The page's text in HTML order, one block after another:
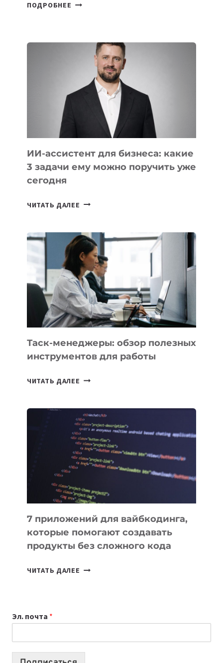
ПОДРОБНЕЕ
КОТОРЫЕ
РАЗВИВАЮТ
ТЕХНОЛОГИЧЕСКОЕ
ОБРАЗОВАНИЕ
ТАДЖИКИСТАНА
ИИ-ассистент для бизнеса: какие
3 задачи ему можно поручить уже
сегодня
ЧИТАТЬ ДАЛЕЕ ИИ-
БИЗНЕСА:
КАКИЕ
3
ЗАДАЧИ
ЕМУ
МОЖНО
ПОРУЧИТЬ
УЖЕ
СЕГОДНЯ
Таск-менеджеры: обзор полезных
инструментов для работы
ЧИТАТЬ ДАЛЕЕ ТАСК-
ПОЛЕЗНЫХ
ИНСТРУМЕНТОВ
ДЛЯ
РАБОТЫ
7 приложений для вайбкодинга,
которые помогают создавать
продукты без сложного кода
ЧИТАТЬ ДАЛЕЕ
СОЗДАВАТЬ
ПРОДУКТЫ
Эл. почта *